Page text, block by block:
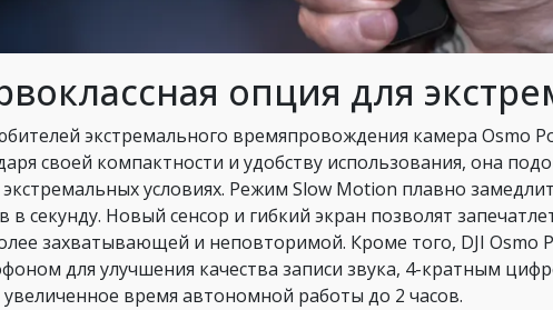
опция для
экстремального времяпровождения камера Osmo
своей компактности и удобству использования, она
условиях. Режим Slow Motion плавно
в секунду. Новый сенсор и гибкий экран позволят
захватывающей и неповторимой. Кроме того, DJI Osmo
для улучшения качества записи звука, 4-кратным
время автономной работы до 2 часов.